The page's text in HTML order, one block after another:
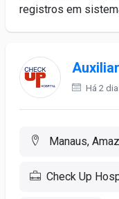
registros em
Há 2
Manaus,
Check Up